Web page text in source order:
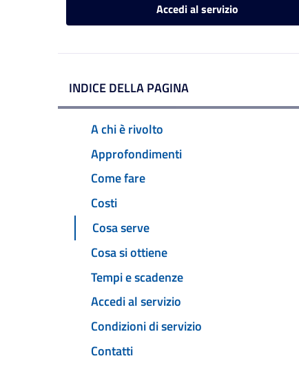
Accedi al servizio
INDICE DELLA PAGINA
A chi è rivolto
Approfondimenti
Come fare
Costi
Cosa serve
Cosa si ottiene
Tempi e scadenze
Accedi al servizio
Condizioni di servizio
Contatti